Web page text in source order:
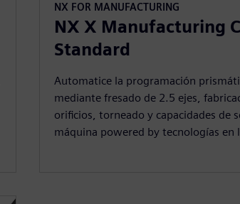
NX FOR MANUFACTURING
NX X Manufacturing
Standard
Automatice la programación
mediante fresado de 2.5 ejes,
orificios, torneado y capacidades de
máquina powered by tecnologías en